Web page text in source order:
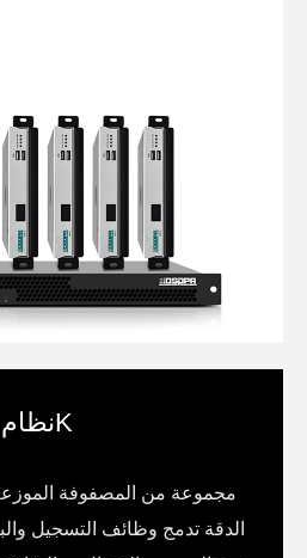
نظام مصفوفة توزيع 4K
مجموعة من المصفوفة
الدقة تدمج وظائف التسجيل